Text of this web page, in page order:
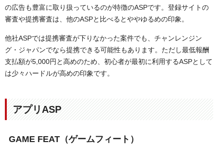
の広告も豊富に取り扱っているのが特徴のASPです。登録サイトの
審査や提携審査は、他のASPと比べるとややゆるめの印象。
他社ASPでは提携審査が下りなかった案件でも、チャンレンジン
グ・ジャパンでなら提携できる可能性もあります。ただし最低報酬
支払額が5,000円と高めのため、初心者が最初に利用するASPとして
は少々ハードルが高めの印象です。
アプリASP
GAME FEAT（ゲームフィート）